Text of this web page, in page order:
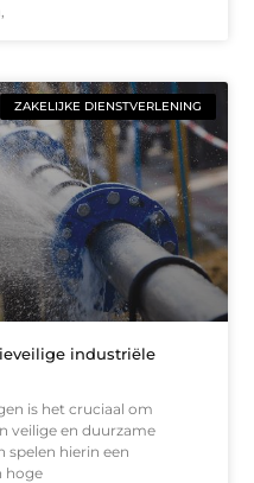
ZAKELIJKE DIENSTVERLENING
industriële
is het cruciaal om
veilige en duurzame
hierin een
hoge